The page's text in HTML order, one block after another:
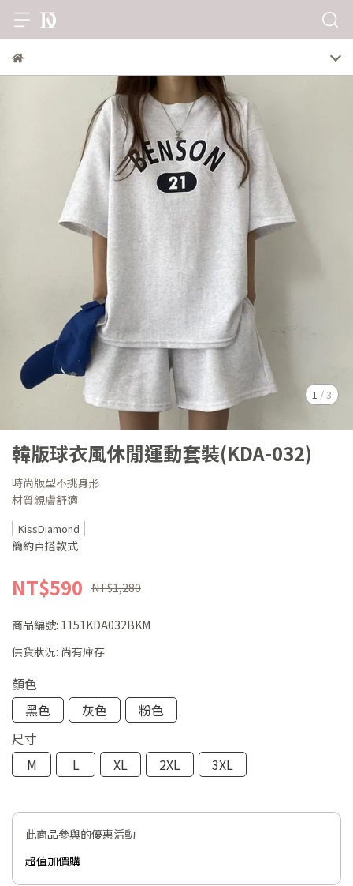
1 /3
韓版球衣風休閒運動套裝(KDA-032)
時尚版型不挑身形
材質親膚舒適
KissDiamond
簡約百搭款式
NT$590 NT$1,280
商品編號: 1151KDA032BKM
供貨狀況: 尚有庫存
顏色
黑色
灰色
粉色
尺寸
M
L XL 2XL 3XL
此商品參與的優惠活動
超值加價購